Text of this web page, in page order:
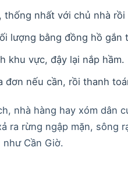
nhất với chủ nhà rồi
lượng bằng đồng hồ gắn
khu vực, đậy lại nắp hầm.
đơn nếu cần, rồi thanh
nhà hàng hay xóm dân
ra rừng ngập mặn, sông
Cần Giờ.